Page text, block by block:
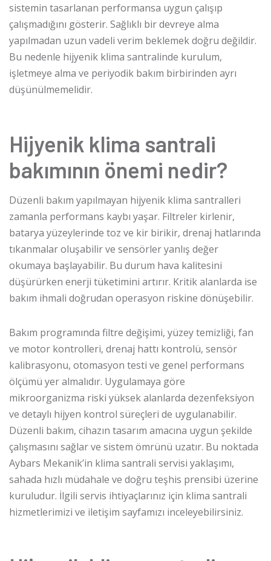
sistemin tasarlanan performansa uygun çalışıp
çalışmadığını gösterir. Sağlıklı bir devreye alma
yapılmadan uzun vadeli verim beklemek doğru değildir.
Bu nedenle hijyenik klima santralinde kurulum,
işletmeye alma ve periyodik bakım birbirinden ayrı
düşünülmemelidir.
Hijyenik klima santrali
bakımının önemi nedir?
Düzenli bakım yapılmayan hijyenik klima santralleri
zamanla performans kaybı yaşar. Filtreler kirlenir,
batarya yüzeylerinde toz ve kir birikir, drenaj hatlarında
tıkanmalar oluşabilir ve sensörler yanlış değer
okumaya başlayabilir. Bu durum hava kalitesini
düşürürken enerji tüketimini artırır. Kritik alanlarda ise
bakım ihmali doğrudan operasyon riskine dönüşebilir.
Bakım programında filtre değişimi, yüzey temizliği, fan
ve motor kontrolleri, drenaj hattı kontrolü, sensör
kalibrasyonu, otomasyon testi ve genel performans
ölçümü yer almalıdır. Uygulamaya göre
mikroorganizma riski yüksek alanlarda dezenfeksiyon
ve detaylı hijyen kontrol süreçleri de uygulanabilir.
Düzenli bakım, cihazın tasarım amacına uygun şekilde
çalışmasını sağlar ve sistem ömrünü uzatır. Bu noktada
Aybars Mekanik’in klima santrali servisi yaklaşımı,
sahada hızlı müdahale ve doğru teşhis prensibi üzerine
kuruludur. İlgili servis ihtiyaçlarınız için klima santrali
hizmetlerimizi ve iletişim sayfamızı inceleyebilirsiniz.